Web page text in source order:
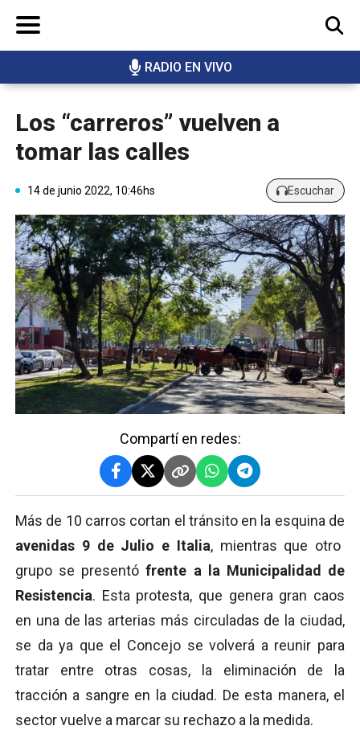
RADIO EN VIVO
BUSCAR
Los “carreros” vuelven a
tomar las calles
14 de junio 2022, 10:46hs Escuchar
Compartí en redes:
Más de 10 carros cortan el tránsito en la esquina de
avenidas 9 de Julio e Italia, mientras que otro
grupo se presentófrente a la Municipalidad de
Resistencia. Esta protesta, que genera gran caos
en una de las arterias más circuladas de la ciudad,
se da ya que el Concejo se volverá a reunir para
tratar entre otras cosas, la eliminación de la
tracción a sangre en la ciudad. De esta manera, el
sector vuelve a marcar su rechazo a la medida.